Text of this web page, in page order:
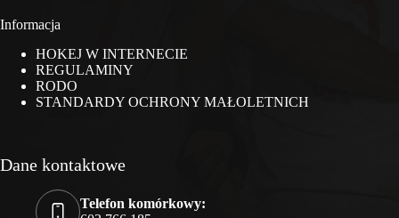
Informacja
HOKEJ W INTERNECIE
REGULAMINY
RODO
STANDARDY OCHRONY MAŁOLETNICH
Dane kontaktowe
Telefon komórkowy: